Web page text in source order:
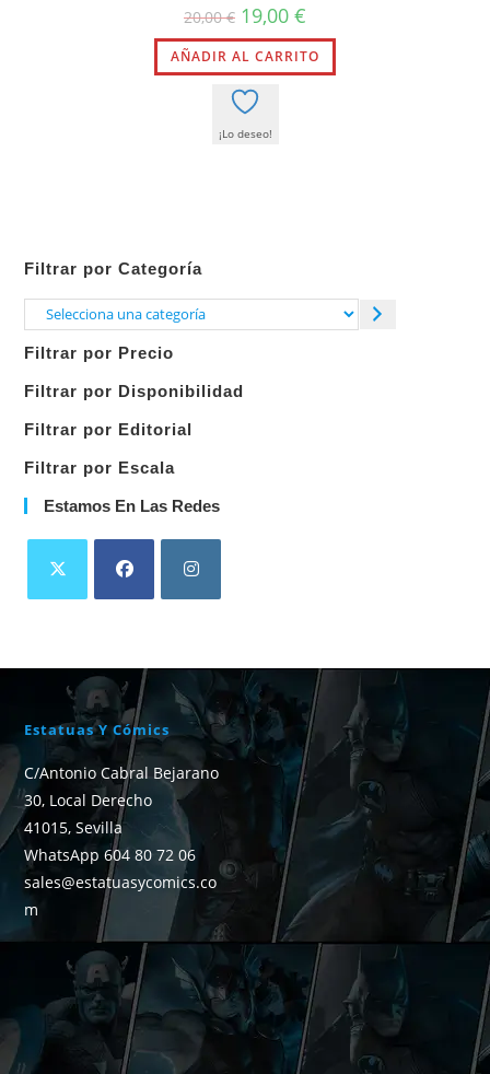
20,00€ El
precio
original
era:
20,00 €.
19,00 €
actual
es:
19,00 €.
AÑADIR AL CARRITO
¡Lo deseo!
Filtrar por Categoría
Selecciona
categoría
Filtrar por Precio
Filtrar por Disponibilidad
Filtrar por Editorial
Filtrar por Escala
Estamos En Las Redes
Estatuas Y Cómics
C/Antonio Cabral Bejarano
30, Local Derecho
41015, Sevilla
WhatsApp 604 80 72 06
sales@estatuasycomics.co
m